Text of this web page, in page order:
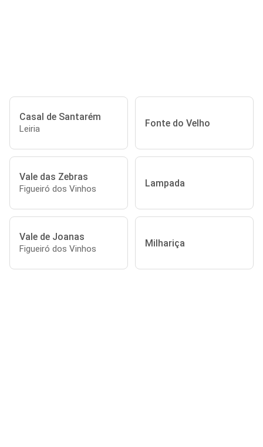
Casal de Santarém
Leiria Fonte do Velho
Vale das Zebras
Figueiró dos Vinhos Lampada
Vale de Joanas
Figueiró dos Vinhos Milhariça